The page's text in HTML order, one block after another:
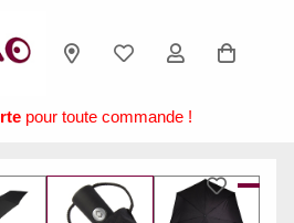
pour toute commande !